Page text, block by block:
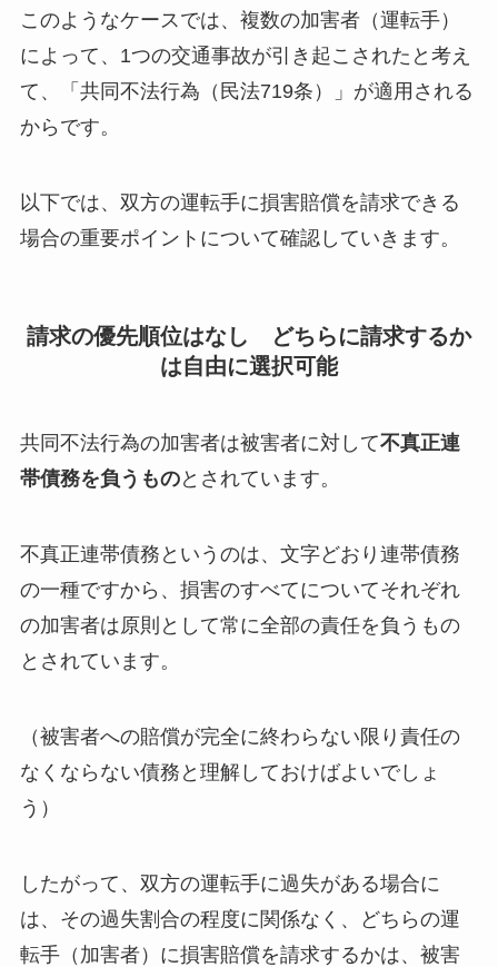
このようなケースでは、複数の加害者（運転手）
によって、1つの交通事故が引き起こされたと考え
て、「共同不法行為（民法719条）」が適用される
からです。
以下では、双方の運転手に損害賠償を請求できる
場合の重要ポイントについて確認していきます。
請求の優先順位はなし どちらに請求するか
は自由に選択可能
共同不法行為の加害者は被害者に対して不真正連
帯債務を負うものとされています。
不真正連帯債務というのは、文字どおり連帯債務
の一種ですから、損害のすべてについてそれぞれ
の加害者は原則として常に全部の責任を負うもの
とされています。
（被害者への賠償が完全に終わらない限り責任の
なくならない債務と理解しておけばよいでしょ
う）
したがって、双方の運転手に過失がある場合に
は、 その過失割合の程度に関係なく、どちらの運
転手（加害者）に損害賠償を請求するかは、被害